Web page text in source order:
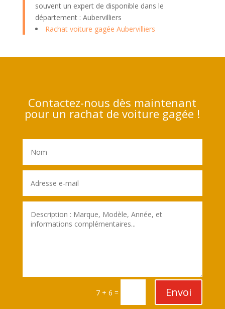
souvent un expert de disponible dans le
département : Aubervilliers
Rachat voiture gagée Aubervilliers
Contactez-nous dès maintenant
pour un rachat de voiture gagée !
7 + 6 = Envoi